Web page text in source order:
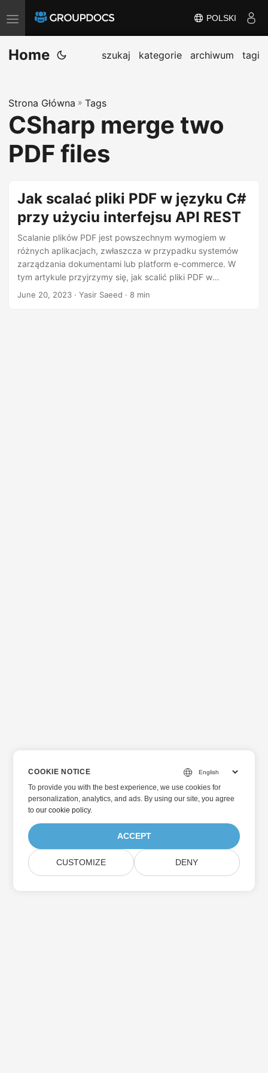
T
o
g
e
n
a
v
a
POLSKI
Home szukaj kategorie archiwum tagi
Strona Główna » Tags
CSharp merge two
PDF files
Jak scalać pliki PDF w języku C#
przy użyciu interfejsu API REST
Scalanie plików PDF jest powszechnym wymogiem w
różnych aplikacjach, zwłaszcza w przypadku systemów
zarządzania dokumentami lub platform e-commerce. W
tym artykule przyjrzymy się, jak scalić pliki PDF w
aplikacjach C# przy użyciu zestawu GroupDocs.Merger
June 20, 2023 · Yasir Saeed · 8 min
COOKIE NOTICE
To provide you with the best experience, we use cookies for
personalization, analytics, and ads. By using our site, you agree
toour cookie policy.
ACCEPT
CUSTOMIZE DENY